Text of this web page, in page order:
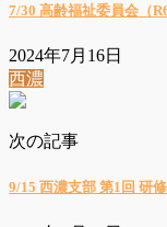
7/30 高齢福祉委員会（
2024年7月16日
西濃
次の記事
9/15 西濃支部 第1回 研